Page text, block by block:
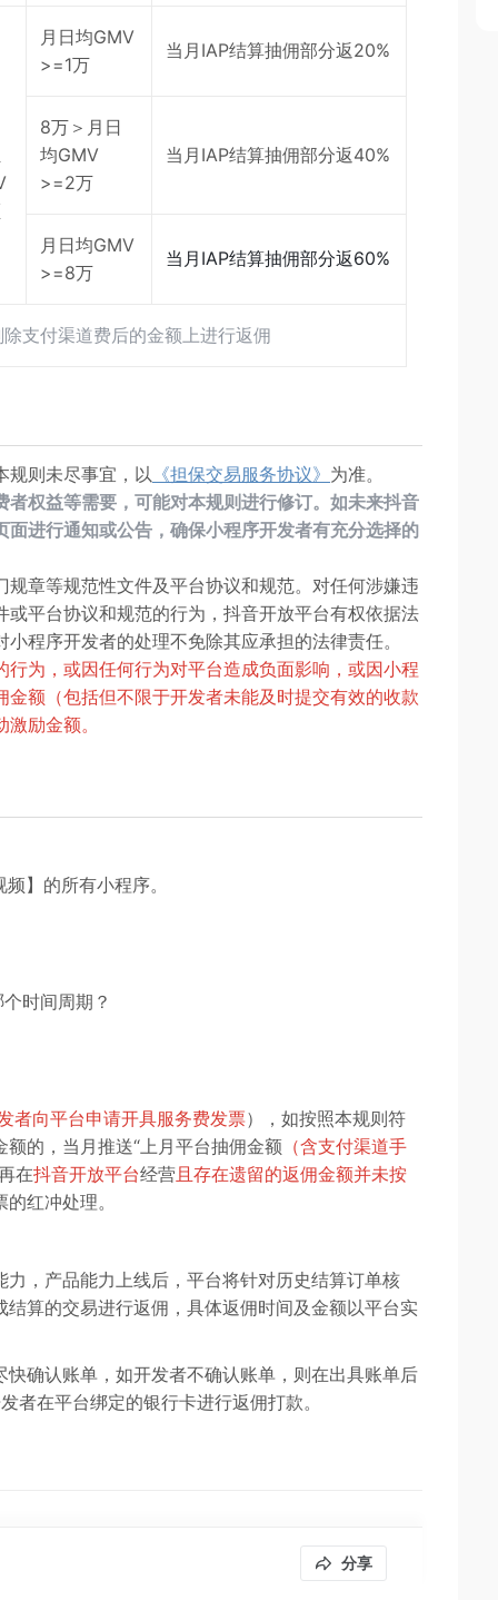
月日均GMV
>=1万
当月IAP结算抽佣部分返20%
8万＞月日
均GMV
>=2万
当月IAP结算抽佣部分返40%
月日均GMV
>=8万
当月IAP结算抽佣部分返60%
支付渠道费后的金额上进行返佣
规则未尽事宜，以 《担保交易服务协议》 为准。
权益等需要，可能对本规则进行修订。如未来抖音
进行通知或公告，确保小程序开发者有充分选择的
章等规范性文件及平台协议和规范。对任何涉嫌违
平台协议和规范的行为，抖音开放平台有权依据法
程序开发者的处理不免除其应承担的法律责任。
为，或因任何行为对平台造成负面影响，或因小程
额（包括但不限于开发者未能及时提交有效的收款
励金额。
】的所有小程序。
时间周期？
者向平台申请开具服务费发票），如按照本规则符
额的，当月推送“上月平台抽佣金额 （含支付渠道手
在抖音开放平台经营且存在遗留的返佣金额并未按
红冲处理。
力，产品能力上线后，平台将针对历史结算订单核
算的交易进行返佣，具体返佣时间及金额以平台实
确认账单，如开发者不确认账单，则在出具账单后
者在平台绑定的银行卡进行返佣打款。
分享